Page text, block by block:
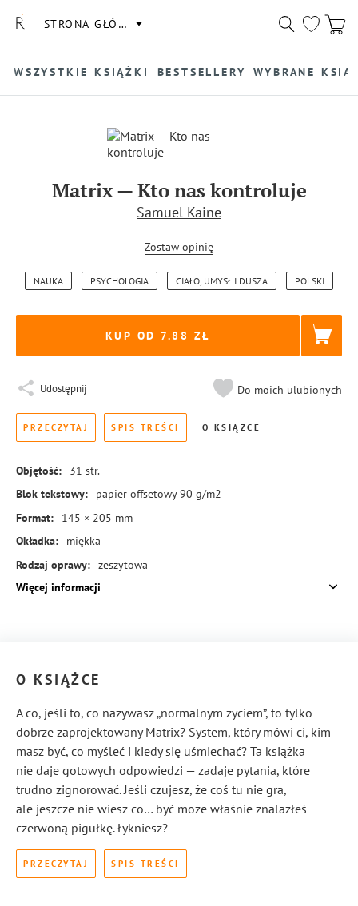
STRONA GŁÓWNA
WSZYSTKIE KSIĄŻKI BESTSELLERY WYBRANE
Matrix — Kto nas kontroluje
Samuel Kaine
Zostaw opinię
NAUKA PSYCHOLOGIA CIAŁO, UMYSŁ I DUSZA POLSKI
KUP OD 7.88
Udostępnij Do moich ulubionych
PRZECZYTAJ SPIS TREŚCI O KSIĄŻCE
Objętość: 31 str.
Blok tekstowy:
papier offsetowy 90 g/m2
Format:
145 × 205 mm
Okładka:
miękka
Rodzaj oprawy: zeszytowa
ISBN:
978-83-8431-599-6
Więcej informacji
O KSIĄŻCE
A co, jeśli to, co nazywasz „normalnym życiem”, to tylko
dobrze zaprojektowany Matrix? System, który mówi ci, kim
masz być, co myśleć i kiedy się uśmiechać? Ta książka
nie daje gotowych odpowiedzi — zadaje pytania, które
trudno zignorować. Jeśli czujesz, że coś tu nie gra,
ale jeszcze nie wiesz co… być może właśnie znalazłeś
czerwoną pigułkę. Łykniesz?
PRZECZYTAJ SPIS TREŚCI